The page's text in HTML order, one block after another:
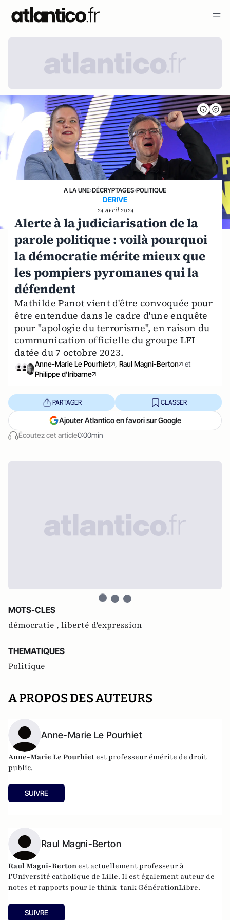
A LA UNE›DÉCRYPTAGES›POLITIQUE
DERIVE
24 avril 2024
Alerte à la judiciarisation de la
parole politique : voilà pourquoi
la démocratie mérite mieux que
les pompiers pyromanes qui la
défendent
Mathilde Panot vient d'être convoquée pour
être entendue dans le cadre d'une enquête
pour "apologie du terrorisme", en raison du
communication officielle du groupe LFI
datée du 7 octobre 2023.
Anne-Marie Le Pourhiet , Raul Magni-Berton
et
Philippe d'Iribarne
Écoutez cet article0:00min
PARTAGER CLASSER
Ajouter Atlantico en favori sur Google
MOTS-CLES
démocratie , liberté d'expression
THEMATIQUES
Politique
A PROPOS DES AUTEURS
Anne-Marie Le Pourhiet
Anne-Marie Le Pourhiet est professeur émérite de droit
public.
SUIVRE
Raul Magni-Berton
Raul Magni-Berton est actuellement professeur à
l'Université catholique de Lille. Il est également auteur de
notes et rapports pour le think-tank GénérationLibre.
SUIVRE